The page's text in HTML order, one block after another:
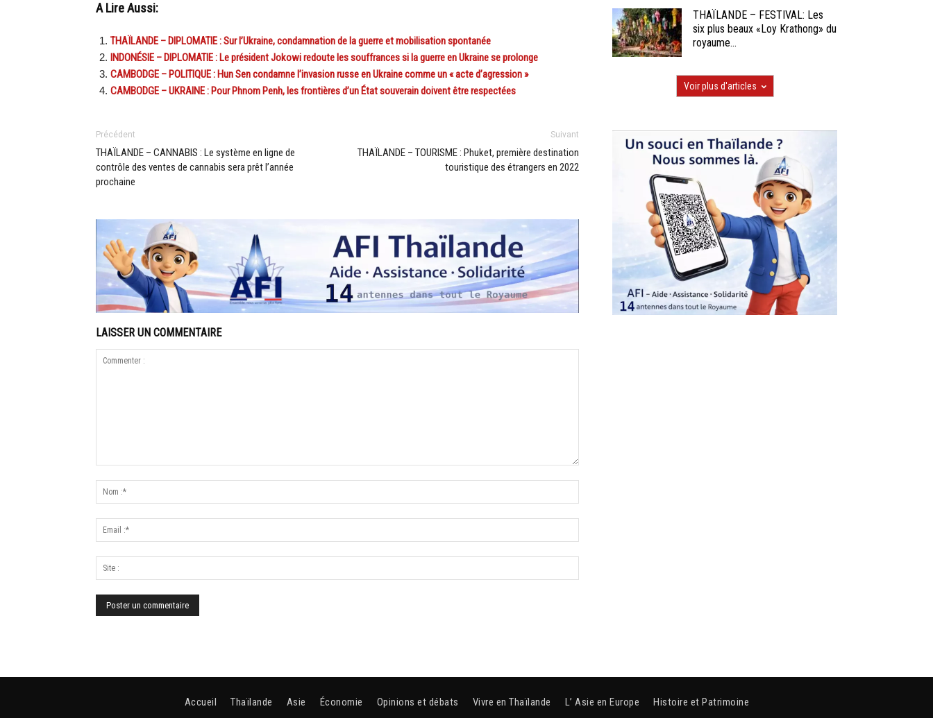
A Lire Aussi:
THAÏLANDE – DIPLOMATIE : Sur l’Ukraine, condamnation de la guerre et mobilisation spontanée
INDONÉSIE – DIPLOMATIE : Le président Jokowi redoute les souffrances si la guerre en Ukraine se prolonge
CAMBODGE – POLITIQUE : Hun Sen condamne l’invasion russe en Ukraine comme un « acte d’agression »
CAMBODGE – UKRAINE : Pour Phnom Penh, les frontières d’un État souverain doivent être respectées
Précédent
THAÏLANDE – CANNABIS : Le système en ligne de
contrôle des ventes de cannabis sera prêt l’année
prochaine
Suivant
THAÏLANDE – TOURISME : Phuket, première destination
touristique des étrangers en 2022
LAISSER UN COMMENTAIRE
THAÏLANDE – FESTIVAL: Les
six plus beaux «Loy Krathong» du
royaume...
Voir plus d'articles
Accueil Thaïlande Asie Économie Opinions et débats Vivre en Thaïlande L’ Asie en Europe Histoire et Patrimoine